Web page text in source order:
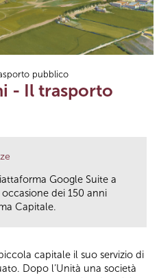
pubblico
- Il trasporto
Google Suite a
dei 150 anni
Capitale.
capitale il suo servizio di
Dopo l’Unità una società